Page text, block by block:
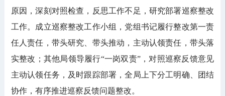
原因，深刻对照检查，反思工作不足，研究部署巡察整改
工作。成立巡察整改工作小组，党组书记履行整改第一责
任人责任，带头研究、带头推动，主动认领责任，带头落
实整改；其他局领导履行“一岗双责”，对照巡察反馈意见
主动认领任务，及时跟踪部署，全局上下分工明确、团结
协作，有序推进巡察反馈问题整改。